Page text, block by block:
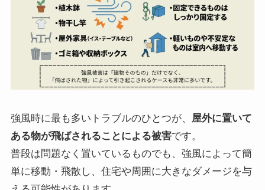
強風時に最も多いトラブルのひとつが、 屋外に置いて
ある物が飛ばされることによる被害です。
普段は問題なく置いているものでも、強風によって簡
単に移動・飛散し、住宅や周囲に大きなダメージを与